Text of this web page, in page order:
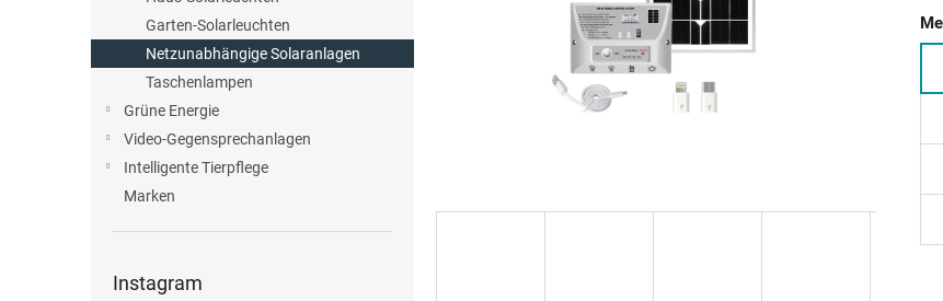
Garten-Solarleuchten
Netzunabhängige Solaranlagen
Taschenlampen
Grüne Energie
Video-Gegensprechanlagen
Intelligente Tierpflege
Marken
Instagram